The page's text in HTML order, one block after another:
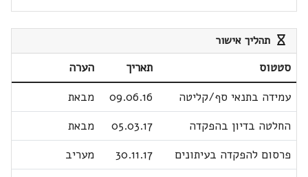
תהליך אישור
סטטוס תאריך
הערה
עמידה בתנאי סף/קליטה
09.06.16
מבאת
החלטה בדיון בהפקדה
05.03.17
מבאת
פרסום להפקדה בעיתונים
30.11.17
מעריב